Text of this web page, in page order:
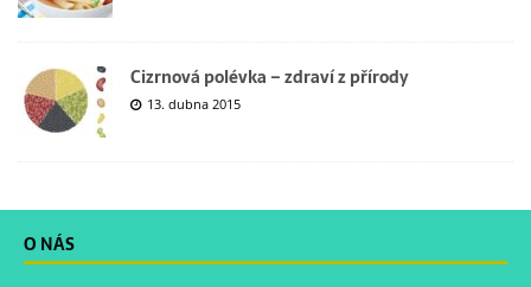
Cizrnová polévka – zdraví z přírody
13. dubna 2015
O NÁS